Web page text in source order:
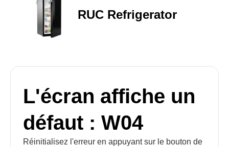
RUC Refrigerator
L'écran affiche un
défaut : W04
Réinitialisez l'erreur en appuyant sur le bouton de